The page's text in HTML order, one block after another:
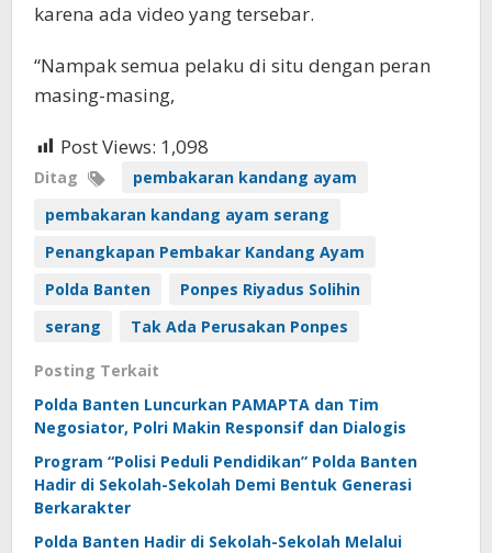
karena ada video yang tersebar.
“Nampak semua pelaku di situ dengan peran
masing-masing,
Post Views: 1,098
Ditag
pembakaran kandang ayam
pembakaran kandang ayam serang
Penangkapan Pembakar Kandang Ayam
Polda Banten
Ponpes Riyadus Solihin
serang
Tak Ada Perusakan Ponpes
Posting Terkait
Polda Banten Luncurkan PAMAPTA dan Tim
Negosiator, Polri Makin Responsif dan Dialogis
Program “Polisi Peduli Pendidikan” Polda Banten
Hadir di Sekolah-Sekolah Demi Bentuk Generasi
Berkarakter
Polda Banten Hadir di Sekolah-Sekolah Melalui